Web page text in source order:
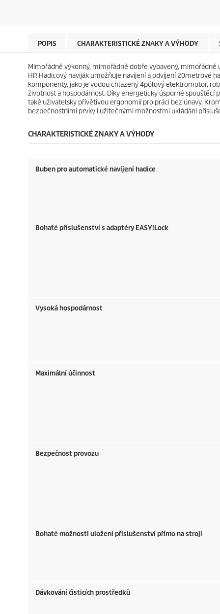
e
e
r
e
e
POPIS CHARAKTERISTICKÉ ZNAKY A VÝHODY
Mimořádně výkonný, mimořádně dobře vybavený,
HP. Hadicový naviják umožňuje navíjení a odvíjení 20metrové
komponenty, jako je vodou chlazený 4pólový elektromotor,
životnost a hospodárnost. Díky energeticky úsporné spouštěcí
také uživatelsky přívětivou ergonomií pro práci bez únavy.
bezpečnostními prvky i užitečnými možnostmi ukládání
CHARAKTERISTICKÉ ZNAKY A VÝHODY
Buben pro automatické navíjení hadice
Bohaté příslušenství s adaptéry EASY!Lock
Vysoká hospodárnost
Maximální účinnost
Bezpečnost provozu
Bohaté možnosti uložení příslušenství přímo na stroji
Dávkování čisticích prostředků